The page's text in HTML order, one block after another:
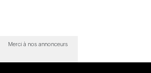
Merci à nos annonceurs